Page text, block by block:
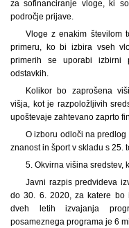
za sofinanciranje vloge, ki
področje prijave.
Vloge z enakim številom
primeru, ko bi izbira vseh
primerih se uporabi izbirni
odstavkih.
Kolikor bo zaprošena
višja, kot je razpoložljivih
upoštevaje zahtevano zaprto
O izboru odloči na
znanost in šport v skladu s 25.
5. Okvirna višina sredstev,
Javni razpis predvideva
do 30. 6. 2020, za katere bo
dveh letih izvajanja
posameznega programa je 6